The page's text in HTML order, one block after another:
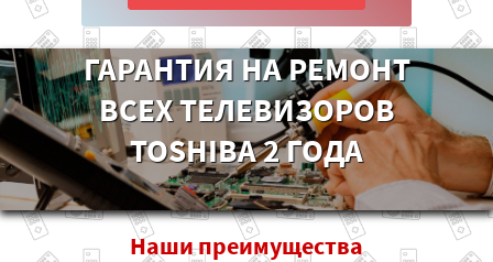
ГАРАНТИЯ НА РЕМОНТ
ВСЕХ ТЕЛЕВИЗОРОВ
TOSHIBA 2 ГОДА
Нашипреимущества